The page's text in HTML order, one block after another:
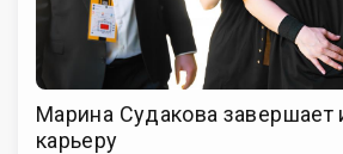
Марина Судакова завершает
карьеру